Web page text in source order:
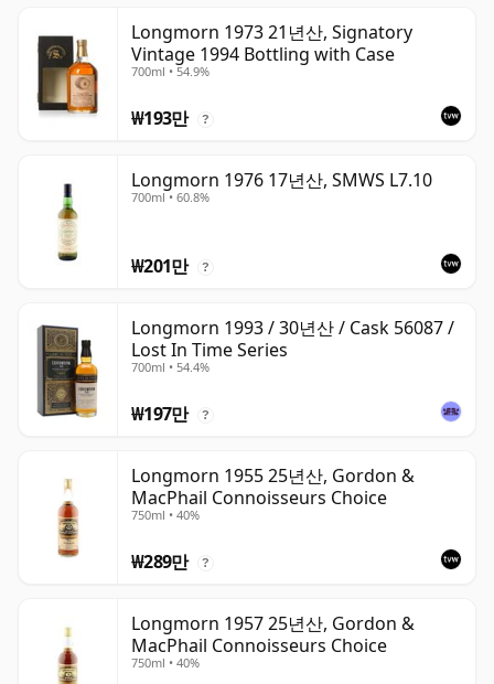
Longmorn 1973 21년산, Signatory
Vintage 1994 Bottling with Case
700ml • 54.9%
₩193만 ?
Longmorn 1976 17년산, SMWS L7.10
700ml • 60.8%
₩201만 ?
Longmorn 1993 / 30년산 / Cask 56087 /
Lost In Time Series
700ml • 54.4%
₩197만 ?
Longmorn 1955 25년산, Gordon &
MacPhail Connoisseurs Choice
750ml • 40%
₩289만 ?
Longmorn 1957 25년산, Gordon &
MacPhail Connoisseurs Choice
750ml • 40%